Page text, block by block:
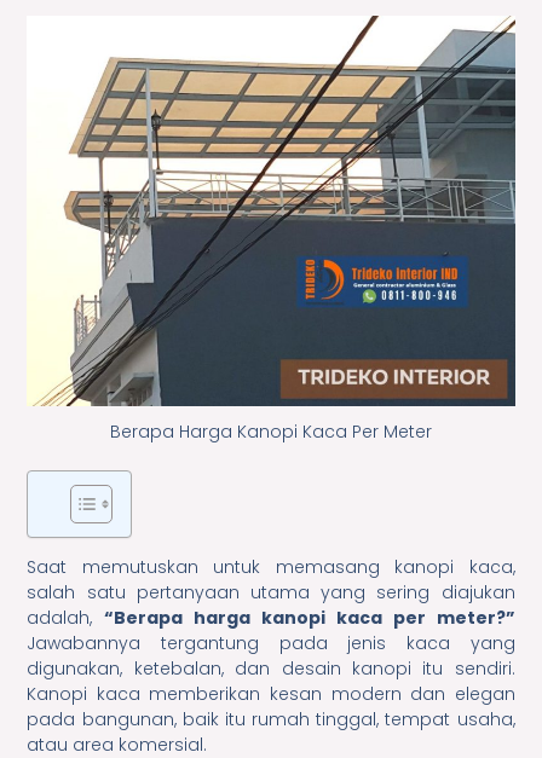
Berapa Harga Kanopi Kaca Per Meter
Saat memutuskan untuk memasang kanopi kaca,
salah satu pertanyaan utama yang sering diajukan
adalah,“Berapa harga kanopi kaca per meter?”
Jawabannya tergantung pada jenis kaca yang
digunakan, ketebalan, dan desain kanopi itu sendiri.
Kanopi kaca memberikan kesan modern dan elegan
pada bangunan, baik itu rumah tinggal, tempat usaha,
atau area komersial.